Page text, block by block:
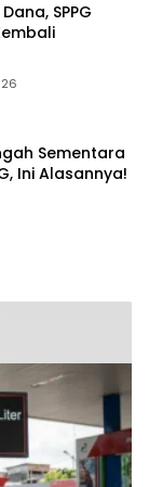
SPPG
Sementara